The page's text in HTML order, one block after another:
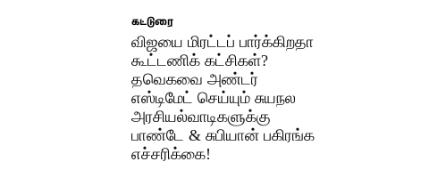
கட்டுரை
விஜயை மிரட்டப் பார்க்கிறதா
கூட்டணிக் கட்சிகள்?
தவெகவை அண்டர்
எஸ்டிமேட் செய்யும் சுயநல
அரசியல்வாடிகளுக்கு
பாண்டே & சுபியான் பகிரங்க
எச்சரிக்கை!